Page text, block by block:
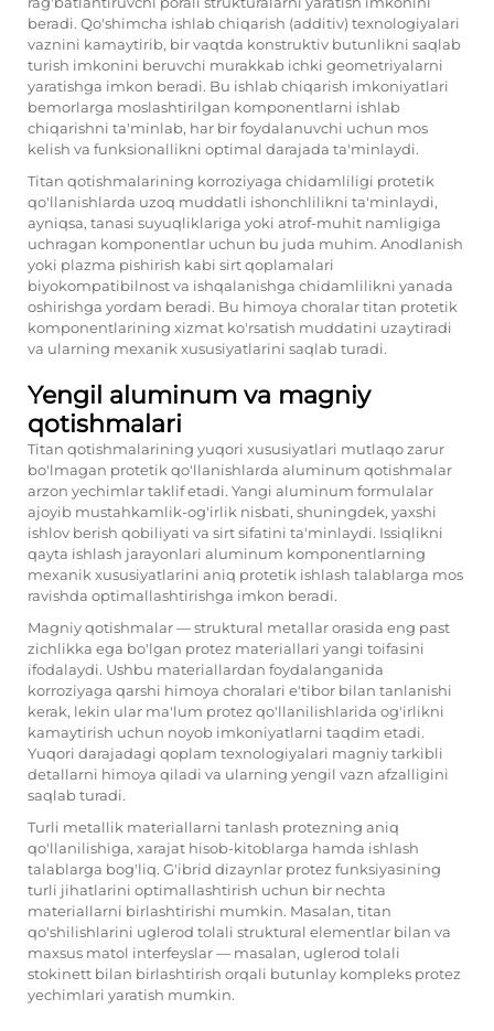
beradi. Qo'shimcha ishlab chiqarish (additiv) texnologiyalari
vaznini kamaytirib, bir vaqtda konstruktiv butunlikni saqlab
turish imkonini beruvchi murakkab ichki geometriyalarni
yaratishga imkon beradi. Bu ishlab chiqarish imkoniyatlari
bemorlarga moslashtirilgan komponentlarni ishlab
chiqarishni ta'minlab, har bir foydalanuvchi uchun mos
kelish va funksionallikni optimal darajada ta'minlaydi.
Titan qotishmalarining korroziyaga chidamliligi protetik
qo'llanishlarda uzoq muddatli ishonchlilikni ta'minlaydi,
ayniqsa, tanasi suyuqliklariga yoki atrof-muhit namligiga
uchragan komponentlar uchun bu juda muhim. Anodlanish
yoki plazma pishirish kabi sirt qoplamalari
biyokompatibilnost va ishqalanishga chidamlilikni yanada
oshirishga yordam beradi. Bu himoya choralar titan protetik
komponentlarining xizmat ko'rsatish muddatini uzaytiradi
va ularning mexanik xususiyatlarini saqlab turadi.
Yengil aluminum va magniy
qotishmalari
Titan qotishmalarining yuqori xususiyatlari mutlaqo zarur
bo'lmagan protetik qo'llanishlarda aluminum qotishmalar
arzon yechimlar taklif etadi. Yangi aluminum formulalar
ajoyib mustahkamlik-og'irlik nisbati, shuningdek, yaxshi
ishlov berish qobiliyati va sirt sifatini ta'minlaydi. Issiqlikni
qayta ishlash jarayonlari aluminum komponentlarning
mexanik xususiyatlarini aniq protetik ishlash talablarga mos
ravishda optimallashtirishga imkon beradi.
Magniy qotishmalar — struktural metallar orasida eng past
zichlikka ega bo'lgan protez materiallari yangi toifasini
ifodalaydi. Ushbu materiallardan foydalanganida
korroziyaga qarshi himoya choralari e'tibor bilan tanlanishi
kerak, lekin ular ma'lum protez qo'llanilishlarida og'irlikni
kamaytirish uchun noyob imkoniyatlarni taqdim etadi.
Yuqori darajadagi qoplam texnologiyalari magniy tarkibli
detallarni himoya qiladi va ularning yengil vazn afzalligini
saqlab turadi.
Turli metallik materiallarni tanlash protezning aniq
qo'llanilishiga, xarajat hisob-kitoblarga hamda ishlash
talablarga bog'liq. G'ibrid dizaynlar protez funksiyasining
turli jihatlarini optimallashtirish uchun bir nechta
materiallarni birlashtirishi mumkin. Masalan, titan
qo'shilishlarini uglerod tolali struktural elementlar bilan va
maxsus matol interfeyslar — masalan, uglerod tolali
stokinett bilan birlashtirish orqali butunlay kompleks protez
yechimlari yaratish mumkin.